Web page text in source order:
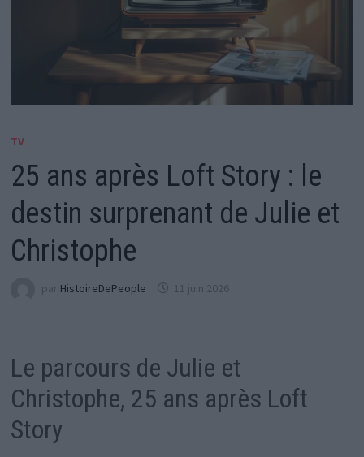
TV
25 ans après Loft Story : le
destin surprenant de Julie et
Christophe
par HistoireDePeople 11 juin 2026
Le parcours de Julie et
Christophe, 25 ans après Loft
Story